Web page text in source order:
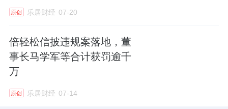
2025年末，创金合信累计发行17只科技创新类
绿色金融方面，第一创业证券全年绿色投资
（含交易）规模544.39亿元，绿色融资规模
76.97亿元。作为深圳市绿色金融协会“绿色金
原创 乐居财经 07-20
倍轻松信披违规案落地，董
事长马学军等合计获罚逾千
万
原创 乐居财经 07-14